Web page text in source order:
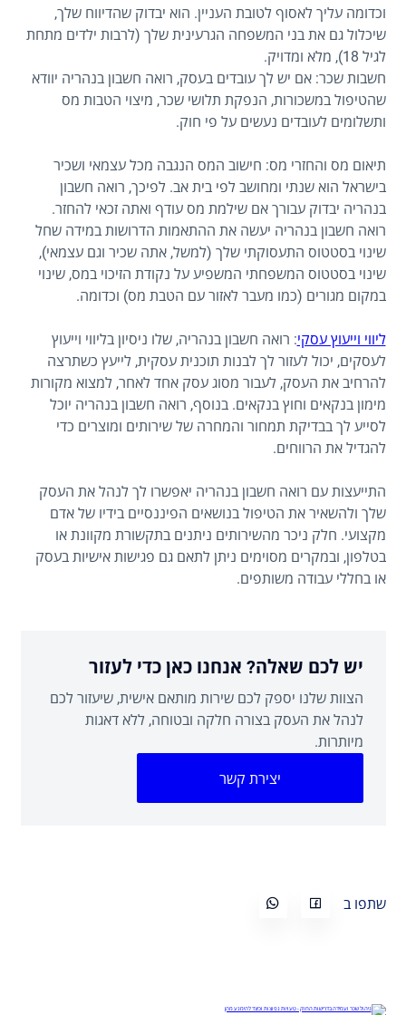
וכדומה עליך לאסוף לטובת העניין. הוא יבדוק שהדיווח שלך,
שיכלול גם את בני המשפחה הגרעינית שלך (לרבות ילדים מתחת
לגיל 18), מלא ומדויק.
חשבות שכר: אם יש לך עובדים בעסק, רואה חשבון בנהריה יוודא
שהטיפול במשכורות, הנפקת תלושי שכר, מיצוי הטבות מס
ותשלומים לעובדים נעשים על פי חוק.
תיאום מס והחזרי מס: חישוב המס הנגבה מכל עצמאי ושכיר
בישראל הוא שנתי ומחושב לפי בית אב. לפיכך, רואה חשבון
בנהריה יבדוק עבורך אם שילמת מס עודף ואתה זכאי להחזר.
רואה חשבון בנהריה יעשה את ההתאמות הדרושות במידה שחל
שינוי בסטטוס התעסוקתי שלך (למשל, אתה שכיר וגם עצמאי),
שינוי בסטטוס המשפחתי המשפיע על נקודת הזיכוי במס, שינוי
במקום מגורים (כמו מעבר לאזור עם הטבת מס) וכדומה.
ליווי וייעוץ עסקי: רואה חשבון בנהריה, שלו ניסיון בליווי וייעוץ
לעסקים, יכול לעזור לך לבנות תוכנית עסקית, לייעץ כשתרצה
להרחיב את העסק, לעבור מסוג עסק אחד לאחר, למצוא מקורות
מימון בנקאים וחוץ בנקאים. בנוסף, רואה חשבון בנהריה יוכל
לסייע לך בבדיקת תמחור והמחרה של שירותים ומוצרים כדי
להגדיל את הרווחים.
התייעצות עם רואה חשבון בנהריה יאפשרו לך לנהל את העסק
שלך ולהשאיר את הטיפול בנושאים הפיננסיים בידיו של אדם
מקצועי. חלק ניכר מהשירותים ניתנים בתקשורת מקוונת או
בטלפון, ובמקרים מסוימים ניתן לתאם גם פגישות אישיות בעסק
או בחללי עבודה משותפים.
יש לכם שאלה? אנחנו כאן כדי לעזור
הצוות שלנו יספק לכם שירות מותאם אישית, שיעזור לכם
לנהל את העסק בצורה חלקה ובטוחה, ללא דאגות
מיותרות.
יצירת קשר
שתפו ב